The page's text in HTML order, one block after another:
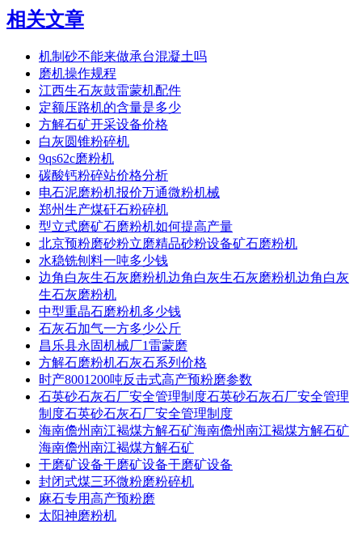
相关文章
机制砂不能来做承台混凝土吗
磨机操作规程
江西生石灰鼓雷蒙机配件
定额压路机的含量是多少
方解石矿开采设备价格
白灰圆锥粉碎机
9qs62c磨粉机
碳酸钙粉碎站价格分析
电石泥磨粉机报价万通微粉机械
郑州生产煤矸石粉碎机
型立式磨矿石磨粉机如何提高产量
北京预粉磨砂粉立磨精品砂粉设备矿石磨粉机
水稳铣刨料一吨多少钱
边角白灰生石灰磨粉机边角白灰生石灰磨粉机边角白灰
生石灰磨粉机
中型重晶石磨粉机多少钱
石灰石加气一方多少公斤
昌乐县永固机械厂1雷蒙磨
方解石磨粉机石灰石系列价格
时产8001200吨反击式高产预粉磨参数
石英砂石灰石厂安全管理制度石英砂石灰石厂安全管理
制度石英砂石灰石厂安全管理制度
海南儋州南江褐煤方解石矿海南儋州南江褐煤方解石矿
海南儋州南江褐煤方解石矿
干磨矿设备干磨矿设备干磨矿设备
封闭式煤三环微粉磨粉碎机
麻石专用高产预粉磨
太阳神磨粉机